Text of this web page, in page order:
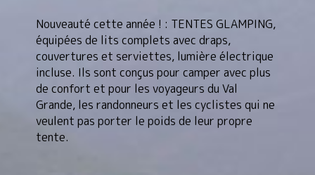
Nouveauté cette année ! : TENTES GLAMPING,
équipées de lits complets avec draps,
couvertures et serviettes, lumière électrique
incluse. Ils sont conçus pour camper avec plus
de confort et pour les voyageurs du Val
Grande, les randonneurs et les cyclistes qui ne
veulent pas porter le poids de leur propre
tente.